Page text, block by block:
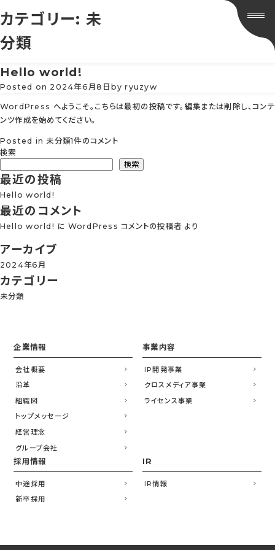
カテゴリー: 未
分類
Hello world!
Posted on 2024年6月8日 byryuzyw
WordPress へようこそ。こちらは最初の投稿です。編集または削除し、コンテ
ンツ作成を始めてください。
Posted in 未分類Hello
1件のコメント
検索
検索
最近の投稿
Hello world!
最近のコメント
Hello world! に WordPress コメントの投稿者 より
アーカイブ
2024年6月
カテゴリー
未分類
企業情報
会社概要
沿革
組織図
トップメッセージ
経営理念
グループ会社
事業内容
IP開発事業
クロスメディア事業
ライセンス事業
採用情報
中途採用
新卒採用
IR
IR情報